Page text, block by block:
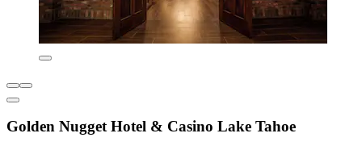
Golden Nugget Hotel & Casino Lake Tahoe